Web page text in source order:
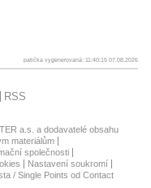
patička vygenerovaná: 11:40:15 07.08.2026
RSS
a.s. a dodavatelé obsahu
materiálům
společnosti
Nastavení soukromí
/ Single Points od Contact